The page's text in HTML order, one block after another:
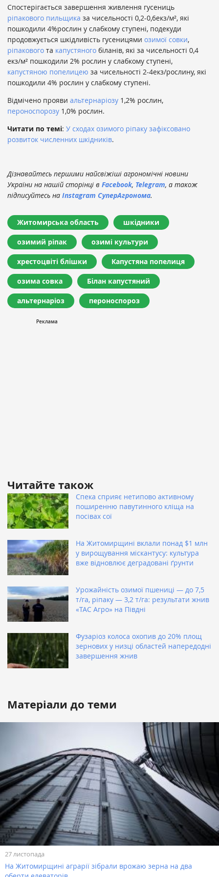
Спостерігається завершення живлення гусениць
ріпакового пильщика за чисельності 0,2-0,6екз/м², які
пошкодили 4%рослин у слабкому ступені, подекуди
продовжується шкідливість гусеницями озимої совки,
ріпакового та капустяного біланів, які за чисельності 0,4
екз/м² пошкодили 2% рослин у слабкому ступені,
капустяною попелицею за чисельності 2-4екз/рослину, які
пошкодили 4% рослин у слабкому ступені.
Відмічено прояви альтернаріозу 1,2% рослин,
пероноспорозу 1,0% рослин.
Читати по темі: У сходах озимого ріпаку зафіксовано
розвиток численних шкідників.
Дізнавайтесь першими найсвіжіші агрономічні новини
України на нашій сторінці в Facebook, Telegram, а також
підписуйтесь на Instagram СуперАгронома.
Житомирська область шкідники
озимий ріпак озимі культури
хрестоцвіті блішки Капустяна попелиця
озима совка Білан капустяний
альтернаріоз пероноспороз
Читайте також
Спека сприяє нетипово активному
поширенню павутинного кліща на
посівах сої
На Житомирщині вклали понад $1 млн
у вирощування міскантусу: культура
вже відновлює деградовані ґрунти
Урожайність озимої пшениці — до 7,5
т/га, ріпаку — 3,2 т/га: результати жнив
«ТАС Агро» на Півдні
Фузаріоз колоса охопив до 20% площ
зернових у низці областей напередодні
завершення жнив
Матеріали до теми
27 листопада
На Житомирщині аграрії зібрали врожаю зерна на два